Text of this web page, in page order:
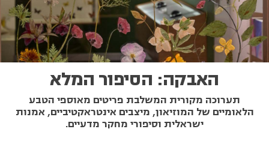
האבקה: הסיפור המלא
תערוכה מקורית המשלבת פריטים מאוספי הטבע
הלאומיים של המוזיאון, מיצבים אינטראקטיביים, אמנות
ישראלית וסיפורי מחקר מדעיים.